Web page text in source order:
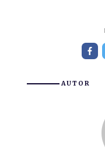
AUTOR